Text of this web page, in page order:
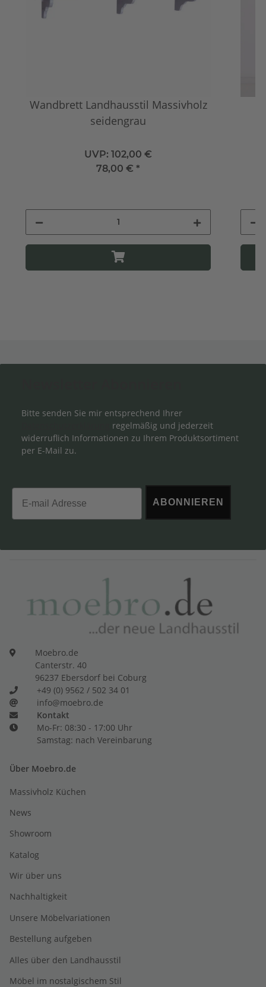
Wandbrett Landhausstil Massivholz
seidengrau
UVP: 102,00 €
78,00 €*
Bitte senden Sie mir entsprechend Ihrer
regelmäßig und jederzeit
widerruflich Informationen zu Ihrem Produktsortiment
per E-Mail zu.
Email
ABONNIEREN
Moebro.de
Canterstr. 40
96237 Ebersdorf bei Coburg
+49 (0) 9562 / 502 34 01
info@moebro.de
Kontakt
Mo-Fr: 08:30 - 17:00 Uhr
Samstag: nach Vereinbarung
Über Moebro.de
Massivholz Küchen
News
Showroom
Katalog
Wir über uns
Nachhaltigkeit
Unsere Möbelvariationen
Bestellung aufgeben
Alles über den Landhausstil
Möbel im nostalgischem Stil